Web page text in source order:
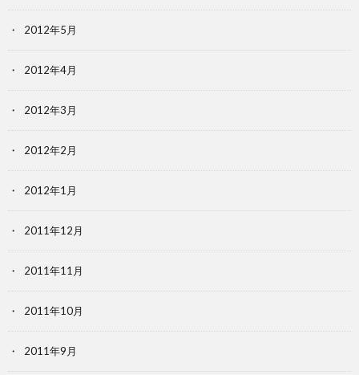
2012年5月
2012年4月
2012年3月
2012年2月
2012年1月
2011年12月
2011年11月
2011年10月
2011年9月